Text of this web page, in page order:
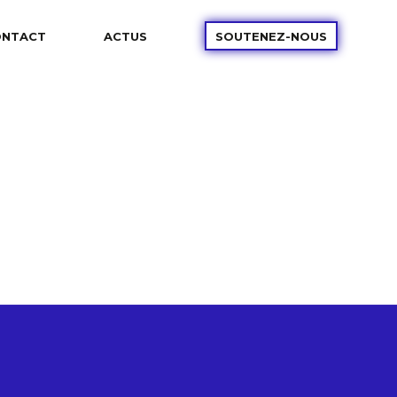
ACTUS SOUTENEZ-NOUS